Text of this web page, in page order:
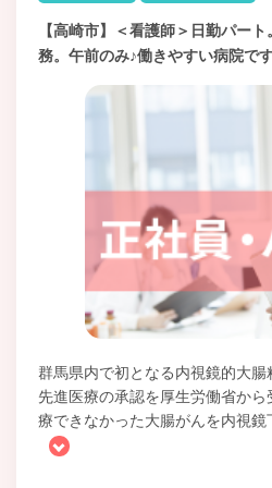
【高崎市】＜看護師＞日勤パー
務。午前のみ♪働きやすい病院です
群馬県内で初となる内視鏡的大
先進医療の承認を厚生労働省か
療できなかった大腸がんを内視鏡